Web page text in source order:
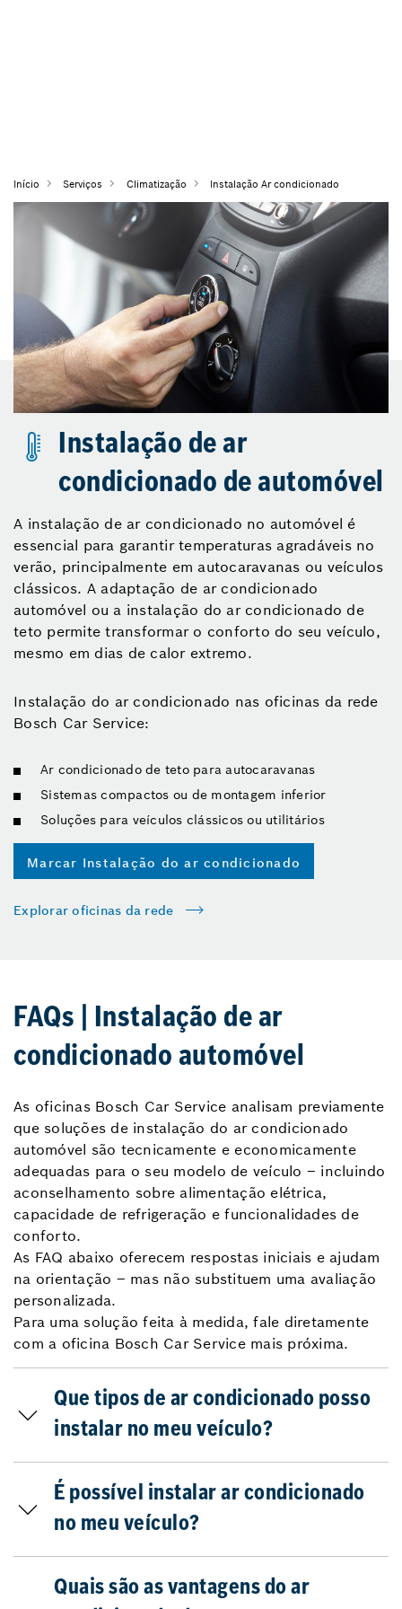
Início Serviços Climatização Instalação Ar condicionado
Instalação de ar
condicionado de automóvel
A instalação de ar condicionado no automóvel é
essencial para garantir temperaturas agradáveis no
verão, principalmente em autocaravanas ou veículos
clássicos. A adaptação de ar condicionado
automóvel ou a instalação do ar condicionado de
teto permite transformar o conforto do seu veículo,
mesmo em dias de calor extremo.
Instalação do ar condicionado nas oficinas da rede
Bosch Car Service:
Ar condicionado de teto para autocaravanas
Sistemas compactos ou de montagem inferior
Soluções para veículos clássicos ou utilitários
Marcar Instalação do ar condicionado
Explorar oficinas da rede
FAQs | Instalação de ar
condicionado automóvel
As oficinas Bosch Car Service analisam previamente
que soluções de instalação do ar condicionado
automóvel são tecnicamente e economicamente
adequadas para o seu modelo de veículo – incluindo
aconselhamento sobre alimentação elétrica,
capacidade de refrigeração e funcionalidades de
conforto.
As FAQ abaixo oferecem respostas iniciais e ajudam
na orientação – mas não substituem uma avaliação
personalizada.
Para uma solução feita à medida, fale diretamente
com a oficina Bosch Car Service mais próxima.
Que tipos de ar condicionado posso
instalar no meu veículo?
É possível instalar ar condicionado
no meu veículo?
Quais são as vantagens do ar